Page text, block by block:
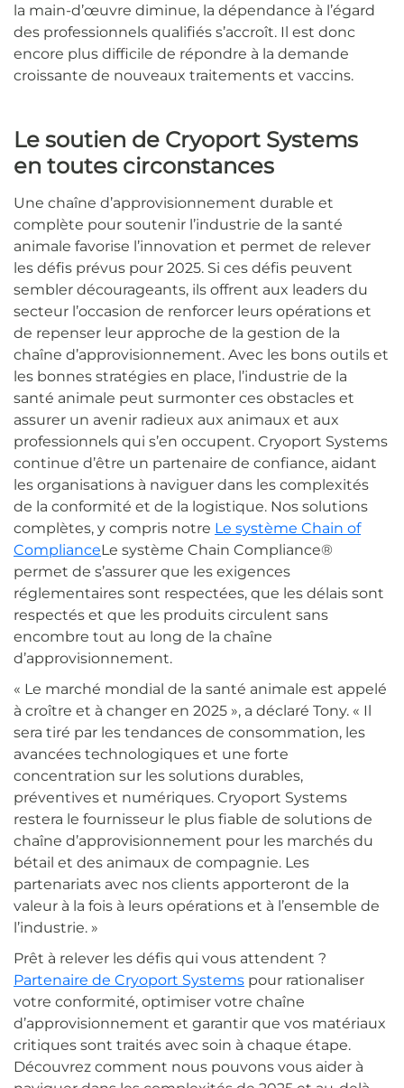
la main-d’œuvre diminue, la dépendance à l’égard
des professionnels qualifiés s’accroît. Il est donc
encore plus difficile de répondre à la demande
croissante de nouveaux traitements et vaccins.
Le soutien de Cryoport Systems
en toutes circonstances
Une chaîne d’approvisionnement durable et
complète pour soutenir l’industrie de la santé
animale favorise l’innovation et permet de relever
les défis prévus pour 2025. Si ces défis peuvent
sembler décourageants, ils offrent aux leaders du
secteur l’occasion de renforcer leurs opérations et
de repenser leur approche de la gestion de la
chaîne d’approvisionnement. Avec les bons outils et
les bonnes stratégies en place, l’industrie de la
santé animale peut surmonter ces obstacles et
assurer un avenir radieux aux animaux et aux
professionnels qui s’en occupent. Cryoport Systems
continue d’être un partenaire de confiance, aidant
les organisations à naviguer dans les complexités
de la conformité et de la logistique. Nos solutions
complètes, y compris notre Le système Chain of
ComplianceLe système Chain Compliance®
permet de s’assurer que les exigences
réglementaires sont respectées, que les délais sont
respectés et que les produits circulent sans
encombre tout au long de la chaîne
d’approvisionnement.
« Le marché mondial de la santé animale est appelé
à croître et à changer en 2025 », a déclaré Tony. « Il
sera tiré par les tendances de consommation, les
avancées technologiques et une forte
concentration sur les solutions durables,
préventives et numériques. Cryoport Systems
restera le fournisseur le plus fiable de solutions de
chaîne d’approvisionnement pour les marchés du
bétail et des animaux de compagnie. Les
partenariats avec nos clients apporteront de la
valeur à la fois à leurs opérations et à l’ensemble de
l’industrie. »
Prêt à relever les défis qui vous attendent ?
Partenaire de Cryoport Systems pour rationaliser
votre conformité, optimiser votre chaîne
d’approvisionnement et garantir que vos matériaux
critiques sont traités avec soin à chaque étape.
Découvrez comment nous pouvons vous aider à